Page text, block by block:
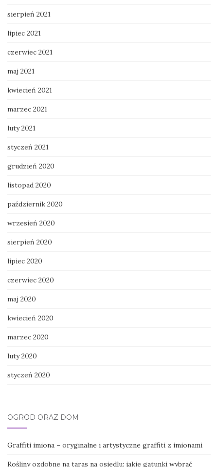
sierpień 2021
lipiec 2021
czerwiec 2021
maj 2021
kwiecień 2021
marzec 2021
luty 2021
styczeń 2021
grudzień 2020
listopad 2020
październik 2020
wrzesień 2020
sierpień 2020
lipiec 2020
czerwiec 2020
maj 2020
kwiecień 2020
marzec 2020
luty 2020
styczeń 2020
OGRÓD ORAZ DOM
Graffiti imiona – oryginalne i artystyczne graffiti z imionami
Rośliny ozdobne na taras na osiedlu: jakie gatunki wybrać